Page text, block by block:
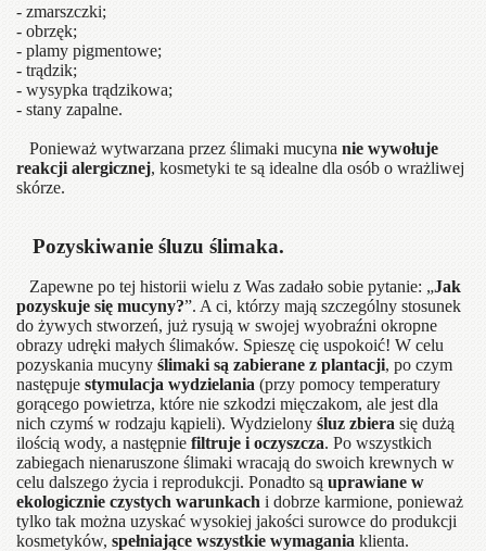
- zmarszczki;
- obrzęk;
- plamy pigmentowe;
- trądzik;
- wysypka trądzikowa;
- stany zapalne.
Ponieważ wytwarzana przez ślimaki mucyna nie wywołuje
reakcji alergicznej, kosmetyki te są idealne dla osób o wrażliwej
skórze.
Pozyskiwanie śluzu ślimaka.
Zapewne po tej historii wielu z Was zadało sobie pytanie: „Jak
pozyskuje się mucyny?”. A ci, którzy mają szczególny stosunek
do żywych stworzeń, już rysują w swojej wyobraźni okropne
obrazy udręki małych ślimaków. Spieszę cię uspokoić! W celu
pozyskania mucyny ślimaki są zabierane z plantacji, po czym
następuje stymulacja wydzielania (przy pomocy temperatury
gorącego powietrza, które nie szkodzi mięczakom, ale jest dla
nich czymś w rodzaju kąpieli). Wydzielony śluz zbiera się dużą
ilością wody, a następnie filtruje i oczyszcza. Po wszystkich
zabiegach nienaruszone ślimaki wracają do swoich krewnych w
celu dalszego życia i reprodukcji. Ponadto są uprawiane w
ekologicznie czystych warunkach i dobrze karmione, ponieważ
tylko tak można uzyskać wysokiej jakości surowce do produkcji
kosmetyków, spełniające wszystkie wymagania klienta.